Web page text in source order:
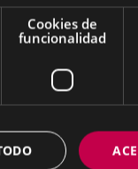
metros
han hecho
festejos arrancará
5 y 6 de mayo.
Cookies de
funcionalidad